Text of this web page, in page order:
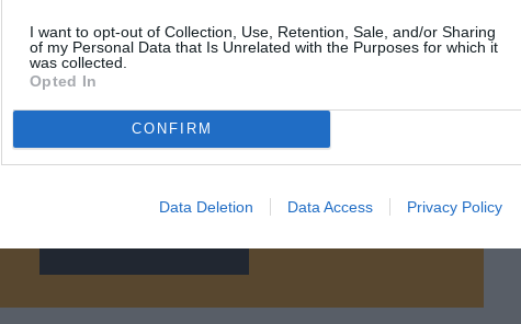
I want to opt-out of Collection, Use, Retention, Sale, and/or Sharing
of my Personal Data that Is Unrelated with the Purposes for which it
was collected.
Opted In
CONFIRM
Data Deletion Data Access Privacy Policy
Vous avez apprécié l’article ?
Soutenez-nous, faites un don !